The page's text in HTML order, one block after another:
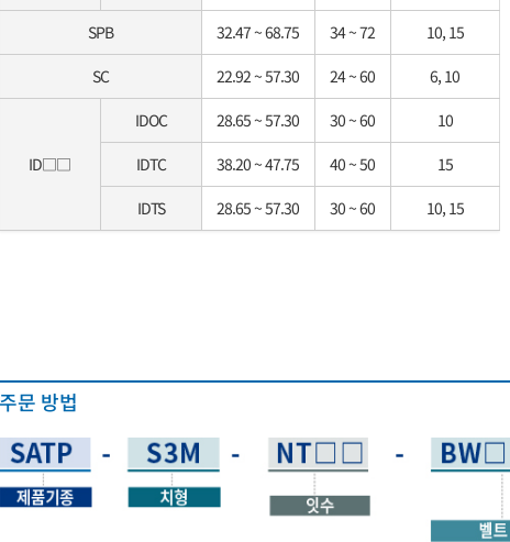
SPB
32.47 ~ 68.75 34 ~ 72
10, 15
SC
22.92 ~ 57.30 24 ~ 60 6, 10
ID□□
IDOC 28.65 ~ 57.30 30 ~ 60
10
IDTC
38.20 ~ 47.75 40 ~ 50
15
IDTS
28.65 ~ 57.30 30 ~ 60 10, 15
주문 방법